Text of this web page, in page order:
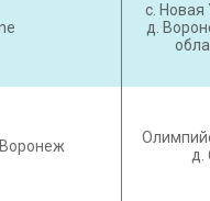
с. Новая
д.
д.